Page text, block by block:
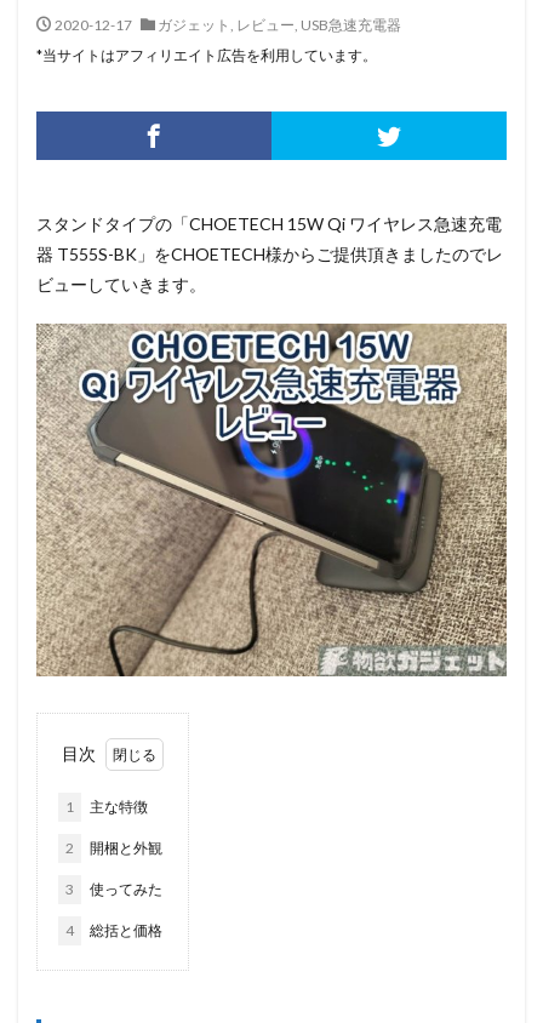
2020-12-17 ガジェット , レビュー, USB急速充電器
*当サイトはアフィリエイト広告を利用しています。
スタンドタイプの「CHOETECH 15W Qi ワイヤレス急速充電
器 T555S-BK」をCHOETECH様からご提供頂きましたのでレ
ビューしていきます。
目次
1 主な特徴
2 開梱と外観
3 使ってみた
4 総括と価格